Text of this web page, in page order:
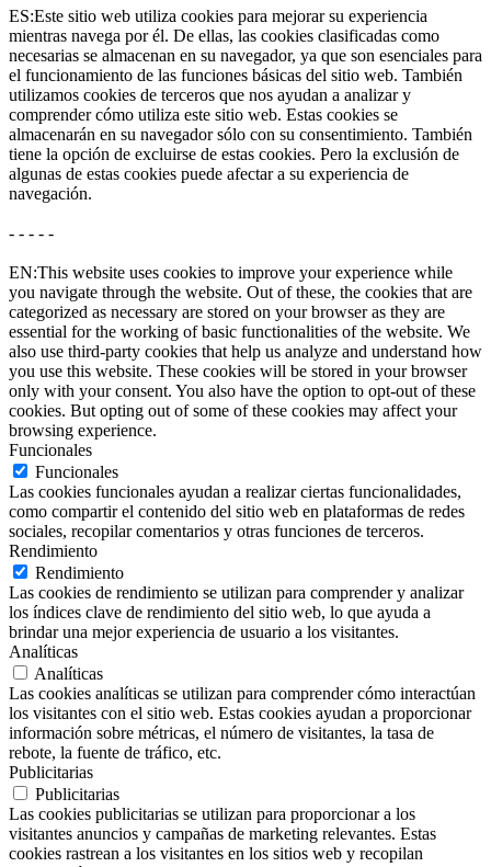
ES:Este sitio web utiliza cookies para mejorar su experiencia
mientras navega por él. De ellas, las cookies clasificadas como
necesarias se almacenan en su navegador, ya que son esenciales para
el funcionamiento de las funciones básicas del sitio web. También
utilizamos cookies de terceros que nos ayudan a analizar y
comprender cómo utiliza este sitio web. Estas cookies se
almacenarán en su navegador sólo con su consentimiento. También
tiene la opción de excluirse de estas cookies. Pero la exclusión de
algunas de estas cookies puede afectar a su experiencia de
navegación.
- - - - -
EN:This website uses cookies to improve your experience while
you navigate through the website. Out of these, the cookies that are
categorized as necessary are stored on your browser as they are
essential for the working of basic functionalities of the website. We
also use third-party cookies that help us analyze and understand how
you use this website. These cookies will be stored in your browser
only with your consent. You also have the option to opt-out of these
cookies. But opting out of some of these cookies may affect your
browsing experience.
Funcionales
Funcionales
Las cookies funcionales ayudan a realizar ciertas funcionalidades,
como compartir el contenido del sitio web en plataformas de redes
sociales, recopilar comentarios y otras funciones de terceros.
Rendimiento
Rendimiento
Las cookies de rendimiento se utilizan para comprender y analizar
los índices clave de rendimiento del sitio web, lo que ayuda a
brindar una mejor experiencia de usuario a los visitantes.
Analíticas
Analíticas
Las cookies analíticas se utilizan para comprender cómo interactúan
los visitantes con el sitio web. Estas cookies ayudan a proporcionar
información sobre métricas, el número de visitantes, la tasa de
rebote, la fuente de tráfico, etc.
Publicitarias
Publicitarias
Las cookies publicitarias se utilizan para proporcionar a los
visitantes anuncios y campañas de marketing relevantes. Estas
cookies rastrean a los visitantes en los sitios web y recopilan